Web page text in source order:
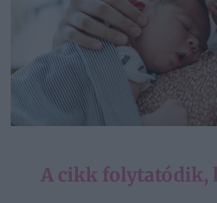
A cikk folytatódik,